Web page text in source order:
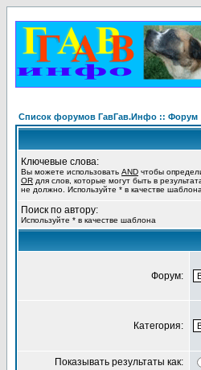
Список форумов ГавГав.Инфо :: Форум
Ключевые слова:
Вы можете использовать AND чтобы
OR для слов, которые могут быть в
не должно. Используйте * в качестве
Поиск по автору:
Используйте * в качестве шаблона
Форум:
Категория:
Показывать результаты как: